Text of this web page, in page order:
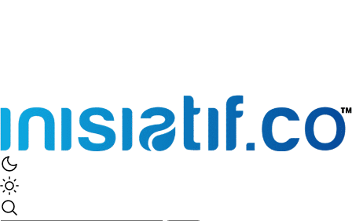
Inisiatif.co
Stay Connected Stay Informed